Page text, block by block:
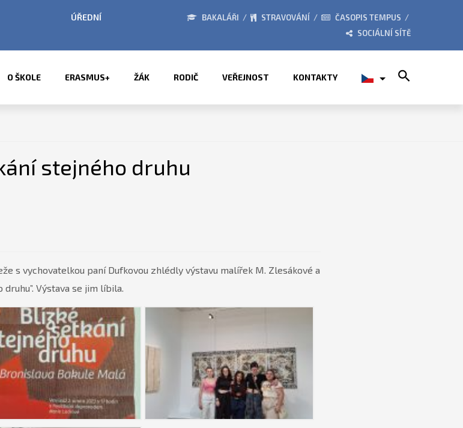
PŘÍMĚSTSKÉ TÁBORY 2026 ZE ŽIVOTA ŠKOLY
BAKALÁŘI STRAVOVÁNÍ
ČASOPIS TEMPUS
SOCIÁLNÍ SÍTĚ
O ŠKOLE ERASMUS+ ŽÁK RODIČ VEŘEJNOST KONTAKTY
stejného druhu
s vychovatelkou paní Dufkovou zhlédly výstavu malířek M. Zlesákové a
Výstava se jim líbila.